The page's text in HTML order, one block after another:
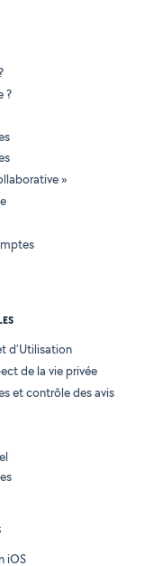
?
»
d'Utilisation
de la vie privée
et contrôle des avis
iOS